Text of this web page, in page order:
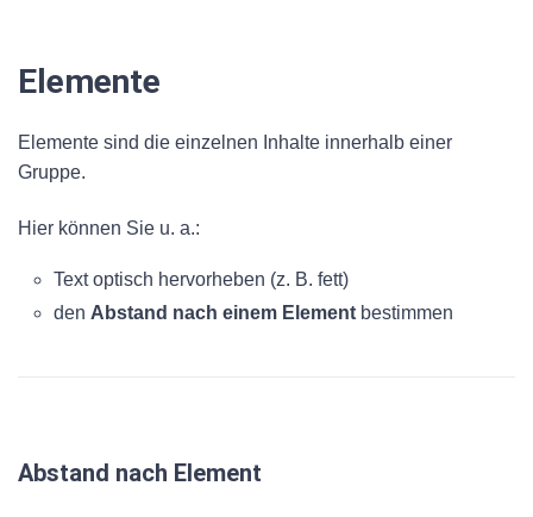
Elemente
Elemente sind die einzelnen Inhalte innerhalb einer
Gruppe.
Hier können Sie u. a.:
Text optisch hervorheben (z. B. fett)
den Abstand nach einem Element bestimmen
Abstand nach Element